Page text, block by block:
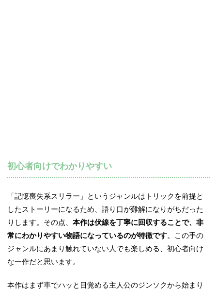
初心者向けでわかりやすい
「記憶喪失系スリラー」というジャンルはトリックを前提と
したストーリーになるため、語り口が難解になりがちだった
りします。その点、 本作は伏線を丁寧に回収することで、非
常にわかりやすい物語になっているのが特徴です。この手の
ジャンルにあまり触れていない人でも楽しめる、初心者向け
な一作だと思います。
本作はまず車でハッと目覚める主人公のジンソクから始まり